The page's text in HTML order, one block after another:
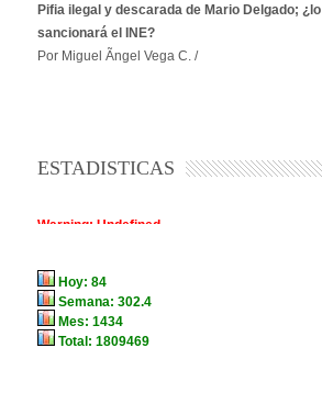
Pifia ilegal y descarada de Mario Delgado; ¿lo
sancionará el INE?
Por Miguel Ãngel Vega C. /
ESTADISTICAS